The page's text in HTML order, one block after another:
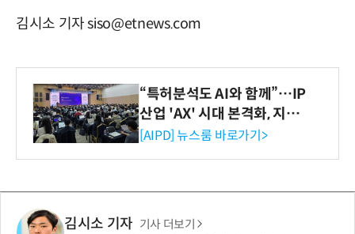
김시소 기자 siso@etnews.com
“특허분석도 AI와 함께”…IP
산업 'AX' 시대 본격화, 지식
재산처 1호 AI IP데이터분석
[AIPD] 뉴스룸 바로가기>
김시소 기자 기사 더보기